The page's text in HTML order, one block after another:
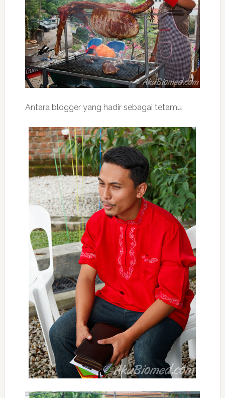
Antara blogger yang hadir sebagai tetamu